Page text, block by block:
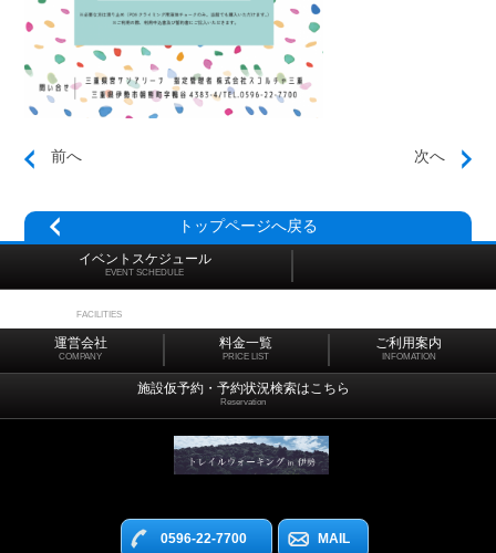
前へ 次へ
トップページへ戻る
イベントスケジュール
EVENT SCHEDULE
FACILITIES
運営会社
COMPANY
料金一覧
PRICE LIST
ご利用案内
INFOMATION
施設仮予約・予約状況検索はこちら
Reservation
0596-22-7700 MAIL